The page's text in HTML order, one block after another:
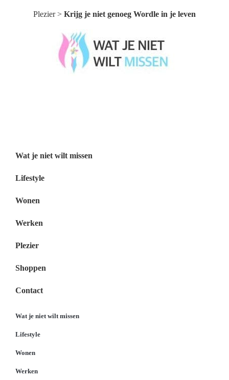
Plezier> Krijg je niet genoeg Wordle in je leven
Wat je niet wilt missen
Lifestyle
Wonen
Werken
Plezier
Shoppen
Contact
Wat je niet wilt missen
Lifestyle
Wonen
Werken